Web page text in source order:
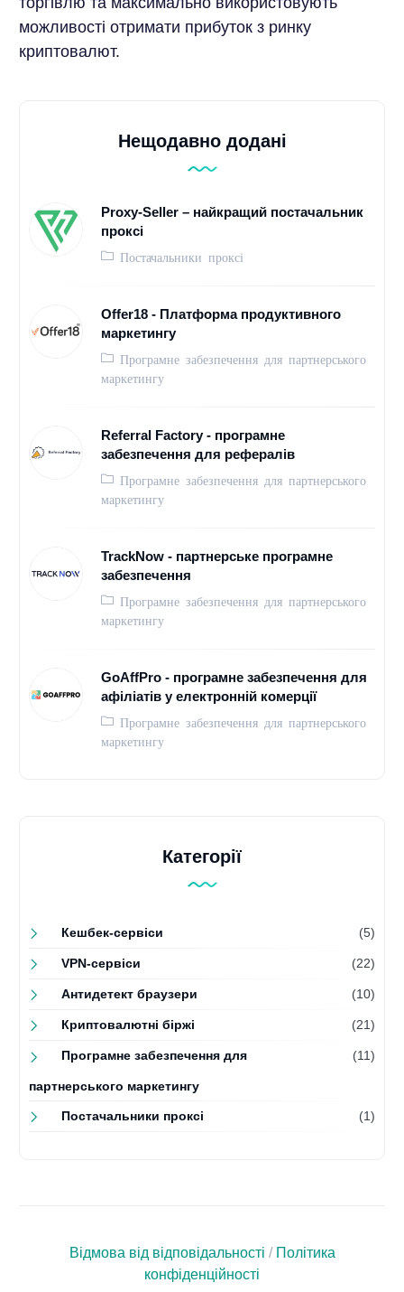
можливості отримати прибуток з ринку
криптовалют.
Нещодавно додані
Proxy-Seller – найкращий постачальник
проксі
Постачальники проксі
Offer18 - Платформа продуктивного
маркетингу
Програмне забезпечення для партнерського
маркетингу
Referral Factory - програмне
забезпечення для рефералів
Програмне забезпечення для партнерського
маркетингу
TrackNow - партнерське програмне
забезпечення
Програмне забезпечення для партнерського
маркетингу
GoAffPro - програмне забезпечення для
афіліатів у електронній комерції
Програмне забезпечення для партнерського
маркетингу
Категорії
Кешбек-сервіси (5)
VPN-сервіси (22)
Антидетект браузери (10)
Криптовалютні біржі (21)
Програмне забезпечення для
партнерського маркетингу
(11)
Постачальники проксі (1)
Відмова від відповідальності / Політика
конфіденційності